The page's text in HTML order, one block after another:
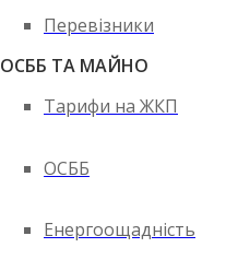
Перевізники
ОСББ ТА МАЙНО
Тарифи на ЖКП
ОСББ
Енергоощадність